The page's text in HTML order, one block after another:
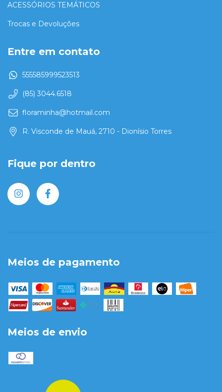
ACESSÓRIOS TEMÁTICOS
Trocas e Devoluções
Entre em contato
555585999523513
(85) 3044.6518
floraminha@hotmail.com
R. Visconde de Mauá, 2710 - Dionísio Torres
Fique por dentro
Meios de pagamento
Meios de envio